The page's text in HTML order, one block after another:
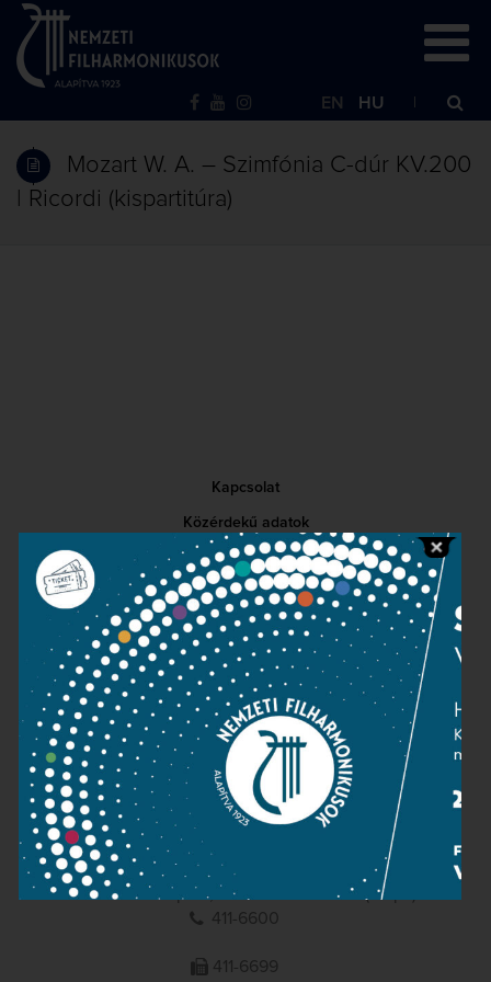
EN HU
Mozart W. A. – Szimfónia C-dúr KV.200
| Ricordi (kispartitúra)
Kapcsolat
Közérdekű adatok
Sajtószoba
Adatvédelem
Impresszum
NEMZETI
FILHARMONIKUSOK
1095 Budapest, Komor Marcell u. 1. (Müpa)
411-6600
411-6699